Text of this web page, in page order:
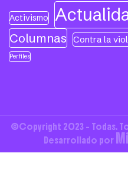
Activismo
Columnas Contra la
Perfiles
©Copyright 2023 - Todas.
Desarrollado por